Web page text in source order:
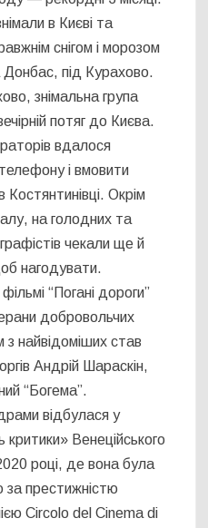
в Києві та
снігом і морозом
Донбас, під Курахово.
знімальна група
потяг до Києва.
вдалося
і вмовити
Костянтинівці. Окрім
на голодних та
чекали ще й
нагодувати.
“Погані дороги”
добровольчих
з найвідоміших став
Андрій Шараскін,
“Богема”.
відбулася у
Венеційського
році, де вона була
за престижністю
Circolo del Cinema di